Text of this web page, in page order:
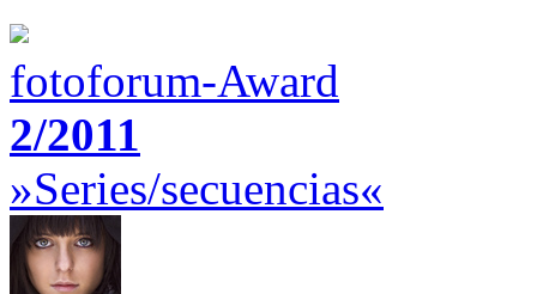
fotoforum-Award
2/2011
»Series/secuencias«